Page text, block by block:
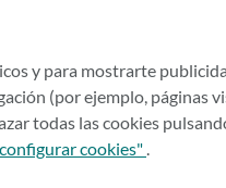
y para mostrarte
(por ejemplo, páginas
todas las cookies
cookies" .